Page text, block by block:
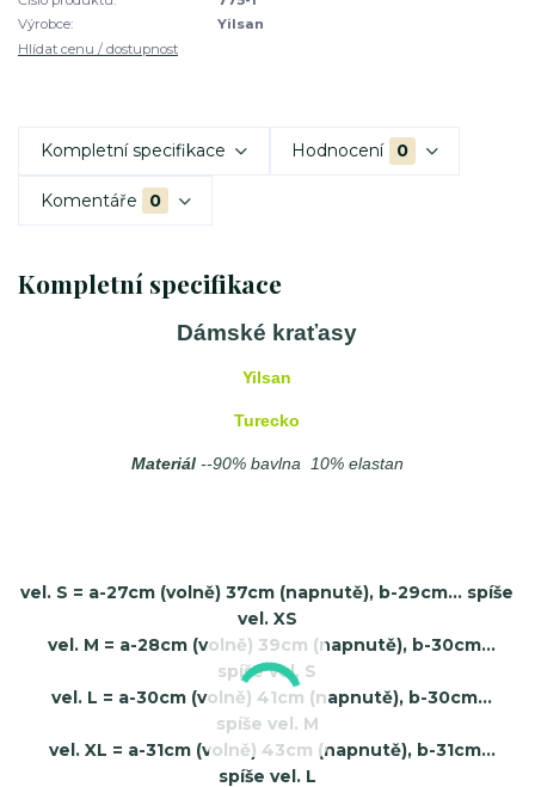
Výrobce:
Yilsan
Hlídat cenu / dostupnost
Kompletní specifikace Hodnocení 0
Komentáře 0
Kompletní specifikace
Dámské kraťasy
Yilsan
Turecko
Materiál--90% bavlna 10% elastan
vel. S = a-27cm (volně) 37cm (napnutě), b-29cm... spíše
vel. XS
vel. M = a-28cm (volně) 39cm (napnutě), b-30cm...
spíše vel. S
vel. L = a-30cm (volně) 41cm (napnutě), b-30cm...
spíše vel. M
vel. XL = a-31cm (volně) 43cm (napnutě), b-31cm...
spíše vel. L